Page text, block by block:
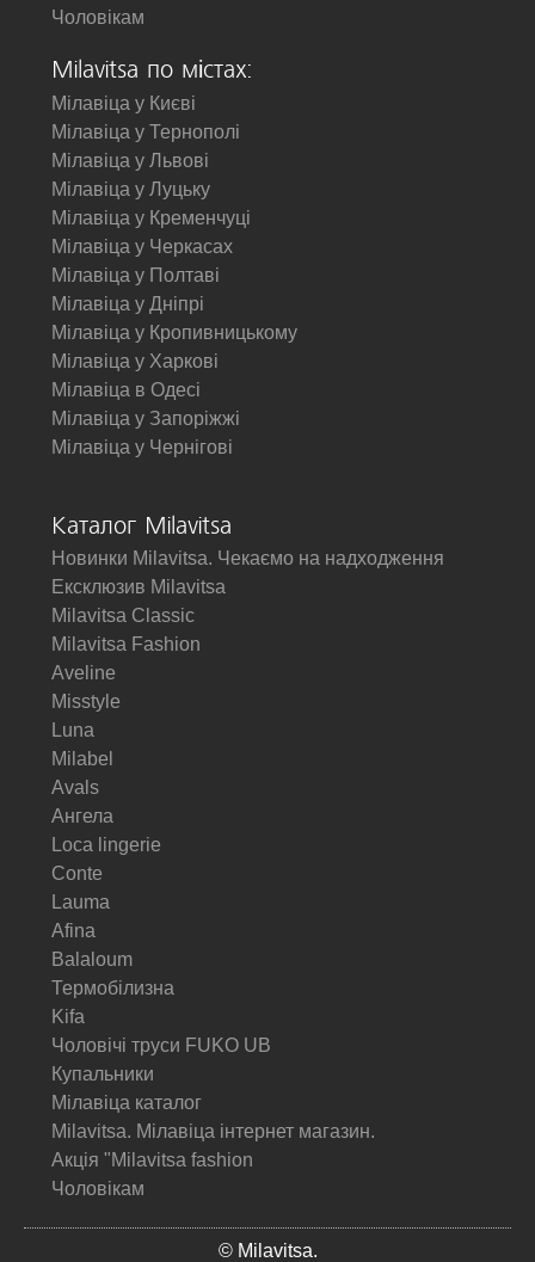
Чоловікам
Milavitsa по містах:
Мілавіца у Києві
Мілавіца у Тернополі
Мілавіца у Львові
Мілавіца у Луцьку
Мілавіца у Кременчуці
Мілавіца у Черкасах
Мілавіца у Полтаві
Мілавіца у Дніпрі
Мілавіца у Кропивницькому
Мілавіца у Харкові
Мілавіца в Одесі
Мілавіца у Запоріжжі
Мілавіца у Чернігові
Каталог Milavitsa
Новинки Milavitsa. Чекаємо на надходження
Ексклюзив Milavitsa
Milavitsa Classic
Milavitsa Fashion
Aveline
Misstyle
Luna
Milabel
Avals
Ангела
Loca lingerie
Conte
Lauma
Afina
Balaloum
Термобілизна
Kifa
Чоловічі труси FUKO UB
Купальники
Мілавіца каталог
Milavitsa. Мілавіца інтернет магазин.
Акція "Milavitsa fashion
Чоловікам
© Milavitsa.